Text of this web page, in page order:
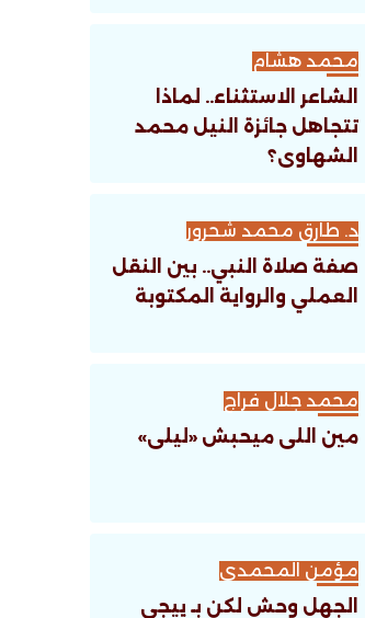
محمد هشام
الشاعر الاستثناء.. لماذا
تتجاهل جائزة النيل محمد
الشهاوى؟
د. طارق محمد شحرور
صفة صلاة النبي.. بين النقل
العملي والرواية المكتوبة
محمد جلال فراج
مين اللى ميحبش «ليلى»
مؤمن المحمدى
الجهل وحش لكن بـ ييجى